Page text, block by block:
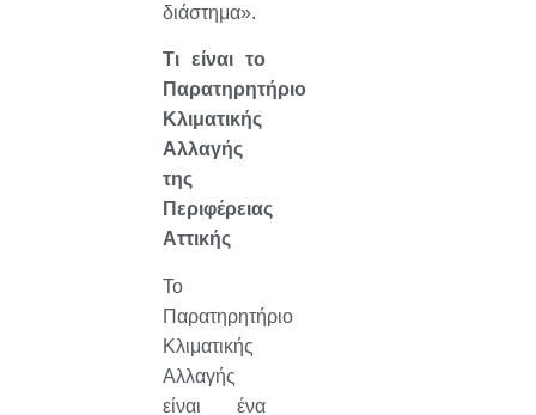
διάστημα».
Τι είναι το
Παρατηρητήριο
Κλιματικής
Αλλαγής
της
Περιφέρειας
Αττικής
Το
Παρατηρητήριο
Κλιματικής
Αλλαγής
είναι ένα